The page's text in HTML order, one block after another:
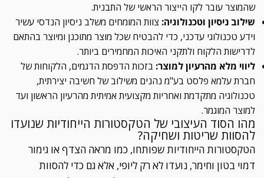
שהמוצר עובר לקו הייצור הראשי של התבנית.
שילוב ניסיון וטכנולוגיה: צוות המומחים משלב ניסיון הנדסי עשיר
וידע טכנולוגי עדכני, כדי להבטיח שכל מוצר מתוכנן ומיוצר בהתאם
לדרישות הלקוח ולתקני האיכות המחמירים ביותר.
ליווי מלא מהרעיון למוצר: בזכות הדפסת הדגמים, הלקוחות של
חברת עלמא פלסט בע"מ נהנים משילוב של חשיבה יצירתית,
טכנולוגיה מתקדמת ואחריות מקצועית אמיתית מהרעיון הראשון ועד
למוצר המוגמר.
מהו הסוד העיצובי של הטקסטורות הייחודיות שנועדו
להסוות שריטות ושחיקה?
הטקסטורות הייחודיות שפותחו, כמו מראה הצדף או גימור
דמוי בטון וחימר, נועדו לא רק ליופי, אלא גם כדי להסוות